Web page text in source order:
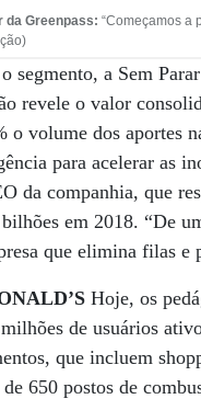
da Greenpass: “Começamos a
segmento, a Sem
revele o valor
o volume dos aportes
para acelerar as
da companhia, que
em 2018. “De
que elimina filas e
Hoje, os
de usuários
que incluem
650 postos de